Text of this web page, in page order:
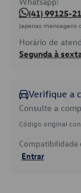
(41) 99125-
(apenas mensagens
Horário de
Segunda à
Verifique a
Consulte a
Código original
Compatibilidade
Entrar